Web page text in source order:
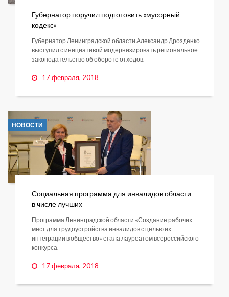
Губернатор поручил подготовить «мусорный
кодекс»
Губернатор Ленинградской области Александр Дрозденко
выступил с инициативой модернизировать региональное
законодательство об обороте отходов.
17 февраля, 2018
НОВОСТИ
Социальная программа для инвалидов области —
в числе лучших
Программа Ленинградской области «Создание рабочих
мест для трудоустройства инвалидов с целью их
интеграции в общество» стала лауреатом всероссийского
конкурса.
17 февраля, 2018